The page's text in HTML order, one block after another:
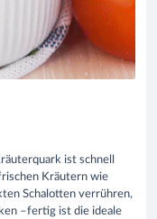
ist schnell
Kräutern wie
Schalotten verrühren,
–fertig ist die ideale